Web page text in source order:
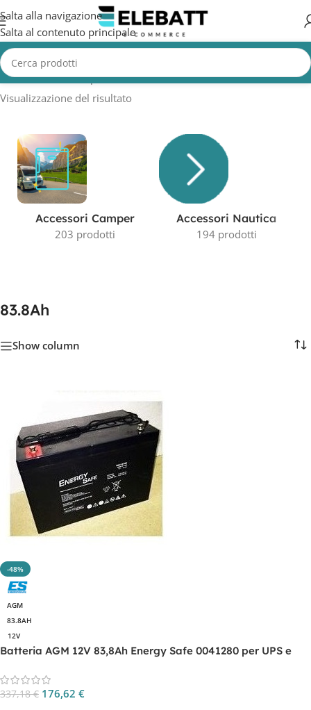
Salta alla navigazione
Salta al contenuto principale
Home/Prodotto Capacità in AH/83.8Ah
Visualizzazione del risultato
Accessori Camper
203 prodotti
Accessori Nautica
194 prodotti
83.8Ah
Show column
-48%
AGM
83.8AH
12V
Batteria AGM 12V 83,8Ah Energy Safe 0041280 per UPS e
337,18€ 176,62 €